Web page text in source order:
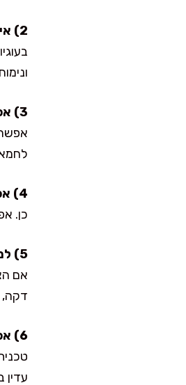
2) איך יודעים שהן מוכנות אם הן עדיין בהירות?
3) אפשר להשתמש בשקדים טחונים “גסים”?
4) אפשר להחליף מי פריחת הדר?
כן.
5) למה סוכר האבקה נמס לי באפייה?
אם
דקה,
6) אפשר להכין בלי סוכר אבקה?
עדין